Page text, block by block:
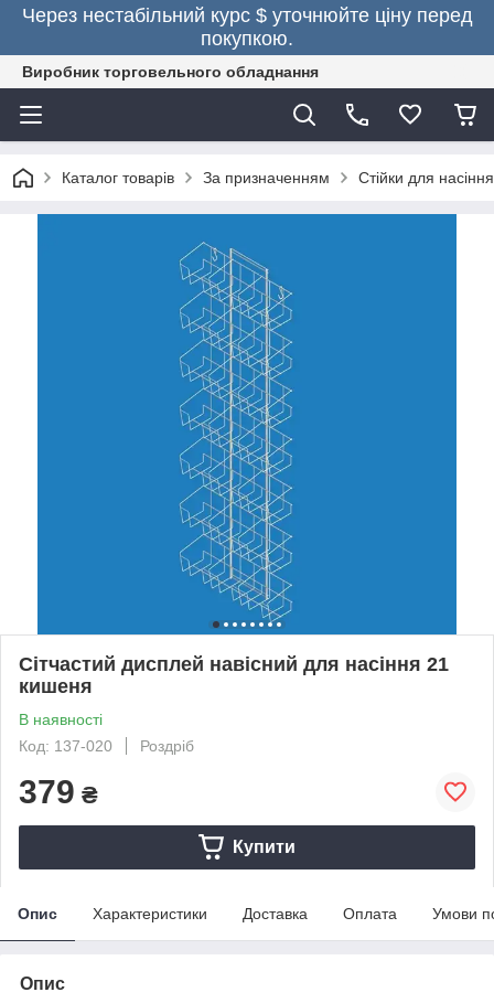
Через нестабільний курс $ уточнюйте ціну перед
покупкою.
Виробник торговельного обладнання
Каталог товарів За призначенням Стійки для насіння
Сітчастий дисплей навісний для насіння 21
кишеня
В наявності
Код: 137-020
Роздріб
379 ₴
Купити
Опис Характеристики Доставка Оплата Умови
Опис